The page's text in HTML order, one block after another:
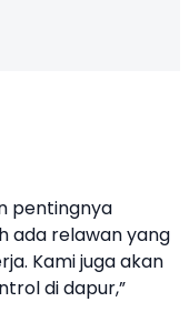
pentingnya
ada relawan yang
Kami juga akan
di dapur,”